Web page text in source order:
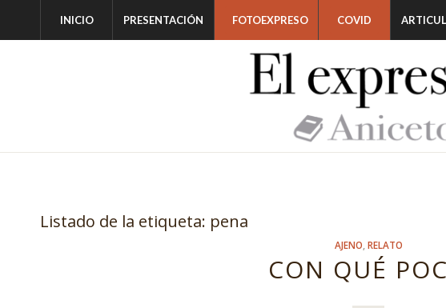
INICIO PRESENTACIÓN FOTOEXPRESO COVID
Listado de la etiqueta: pena
AJENO RELATO
CON QUÉ